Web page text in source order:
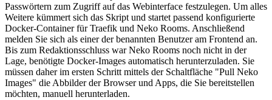
Passwörtern zum Zugriff auf das Webinterface festzulegen. Um alles
Weitere kümmert sich das Skript und startet passend konfigurierte
Docker-Container für Traefik und Neko Rooms. Anschließend
melden Sie sich als einer der benannten Benutzer am Frontend an.
Bis zum Redaktionsschluss war Neko Rooms noch nicht in der
Lage, benötigte Docker-Images automatisch herunterzuladen. Sie
müssen daher im ersten Schritt mittels der Schaltfläche "Pull Neko
Images" die Abbilder der Browser und Apps, die Sie bereitstellen
möchten, manuell herunterladen.